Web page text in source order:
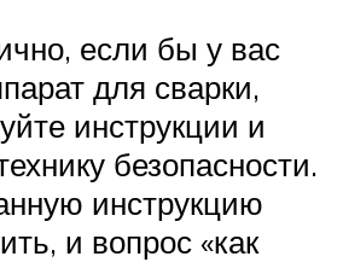
если бы у вас
для сварки,
инструкции и
безопасности.
инструкцию
и вопрос «как